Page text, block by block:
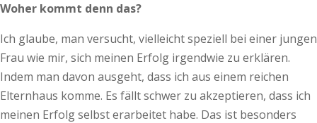
Woher kommt denn das?
Ich glaube, man versucht, vielleicht speziell bei einer jungen
Frau wie mir, sich meinen Erfolg irgendwie zu erklären.
Indem man davon ausgeht, dass ich aus einem reichen
Elternhaus komme. Es fällt schwer zu akzeptieren, dass ich
meinen Erfolg selbst erarbeitet habe. Das ist besonders